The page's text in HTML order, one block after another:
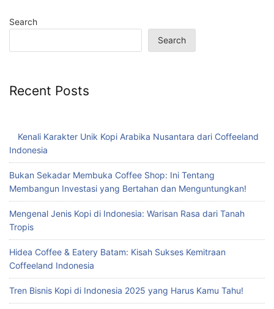
Search
Search
Recent Posts
Kenali Karakter Unik Kopi Arabika Nusantara dari Coffeeland
Indonesia
Bukan Sekadar Membuka Coffee Shop: Ini Tentang
Membangun Investasi yang Bertahan dan Menguntungkan!
Mengenal Jenis Kopi di Indonesia: Warisan Rasa dari Tanah
Tropis
Hidea Coffee & Eatery Batam: Kisah Sukses Kemitraan
Coffeeland Indonesia
Tren Bisnis Kopi di Indonesia 2025 yang Harus Kamu Tahu!